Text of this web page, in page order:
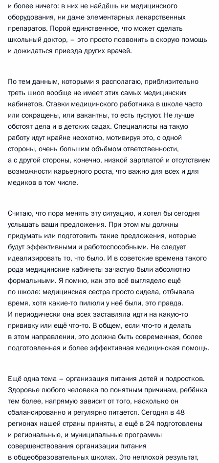
и более ничего: в них не найдёшь ни медицинского
оборудования, ни даже элементарных лекарственных
препаратов. Порой единственное, что может сделать
школьный доктор, – это просто позвонить в скорую помощь
и дожидаться приезда других врачей.
По тем данным, которыми я располагаю, приблизительно
треть школ вообще не имеет этих самых медицинских
кабинетов. Ставки медицинского работника в школе часто
или сокращены, или вакантны, то есть пустуют. Не лучше
обстоят дела и в детских садах. Специалисты на такую
работу идут крайне неохотно, мотивируя это, с одной
стороны, очень большим объёмом ответственности,
а с другой стороны, конечно, низкой зарплатой и отсутствием
возможности карьерного роста, что важно для всех и для
медиков в том числе.
Считаю, что пора менять эту ситуацию, и хотел бы сегодня
услышать ваши предложения. При этом мы должны
придумать или подготовить такие предложения, которые
будут эффективными и работоспособными. Не следует
идеализировать то, что было. И в советские времена такого
рода медицинские кабинеты зачастую были абсолютно
формальными. Я помню, как это всё выглядело ещё
по школе: медицинская сестра просто сидела, отбывала
время, хотя какие‑то пилюли у неё были, это правда.
И периодически она всех заставляла идти на какую‑то
прививку или ещё что‑то. В общем, если что‑то и делать
в этом направлении, это должна быть современная, более
подготовленная и более эффективная медицинская помощь.
Ещё одна тема – организация питания детей и подростков.
Здоровье любого человека по понятным причинам, ребёнка
тем более, напрямую зависит от того, насколько он
сбалансированно и регулярно питается. Сегодня в 48
регионах нашей страны приняты, а ещё в 24 подготовлены
и региональные, и муниципальные программы
совершенствования организации питания
в общеобразовательных школах. Это неплохой результат,